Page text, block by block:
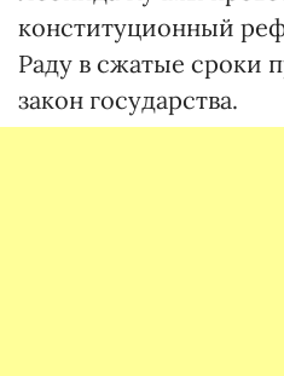
конституционный
Раду в сжатые сроки
закон государства.